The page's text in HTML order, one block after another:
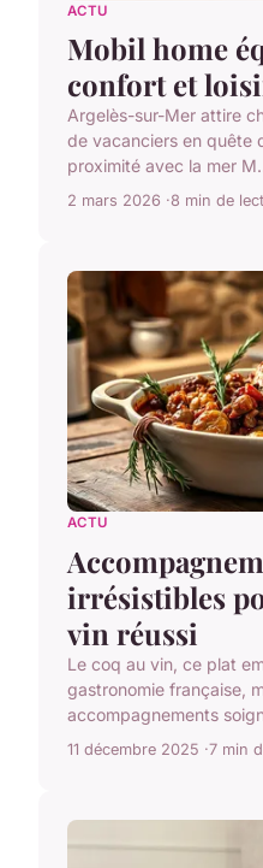
ACTU
Mobil home
confort et
Argelès-sur-Mer attire
de vacanciers en quête
proximité avec la mer
2 mars 2026 8 min de
ACTU
irrésistibles
vin réussi
Le coq au vin, ce plat
gastronomie française,
accompagnements
11 décembre 2025 7 min